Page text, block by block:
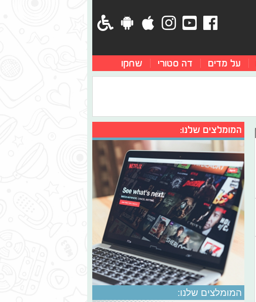
על מדים דה סטורי שחקו
המומלצים שלנו:
המומלצים שלנו: